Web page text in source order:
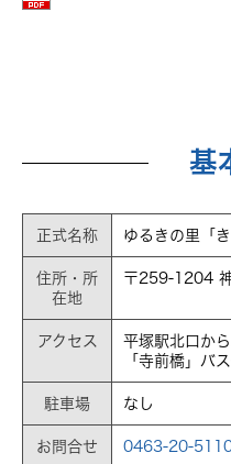
基
正式名称 ゆるきの里「き
住所・所
在地
〒259-1204
アクセス
平塚駅北口か
「寺前橋」バ
駐車場 なし
お問合せ 0463-20-